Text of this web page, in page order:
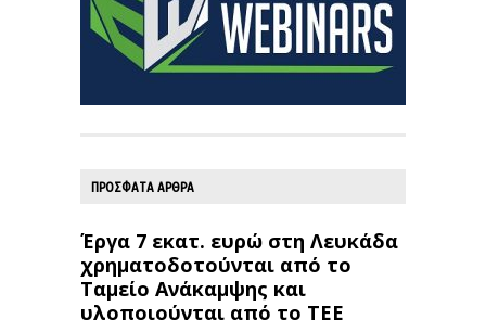
ΠΡΟΣΦΑΤΑ ΑΡΘΡΑ
Έργα 7 εκατ. ευρώ στη Λευκάδα
χρηματοδοτούνται από το
Ταμείο Ανάκαμψης και
υλοποιούνται από το ΤΕΕ